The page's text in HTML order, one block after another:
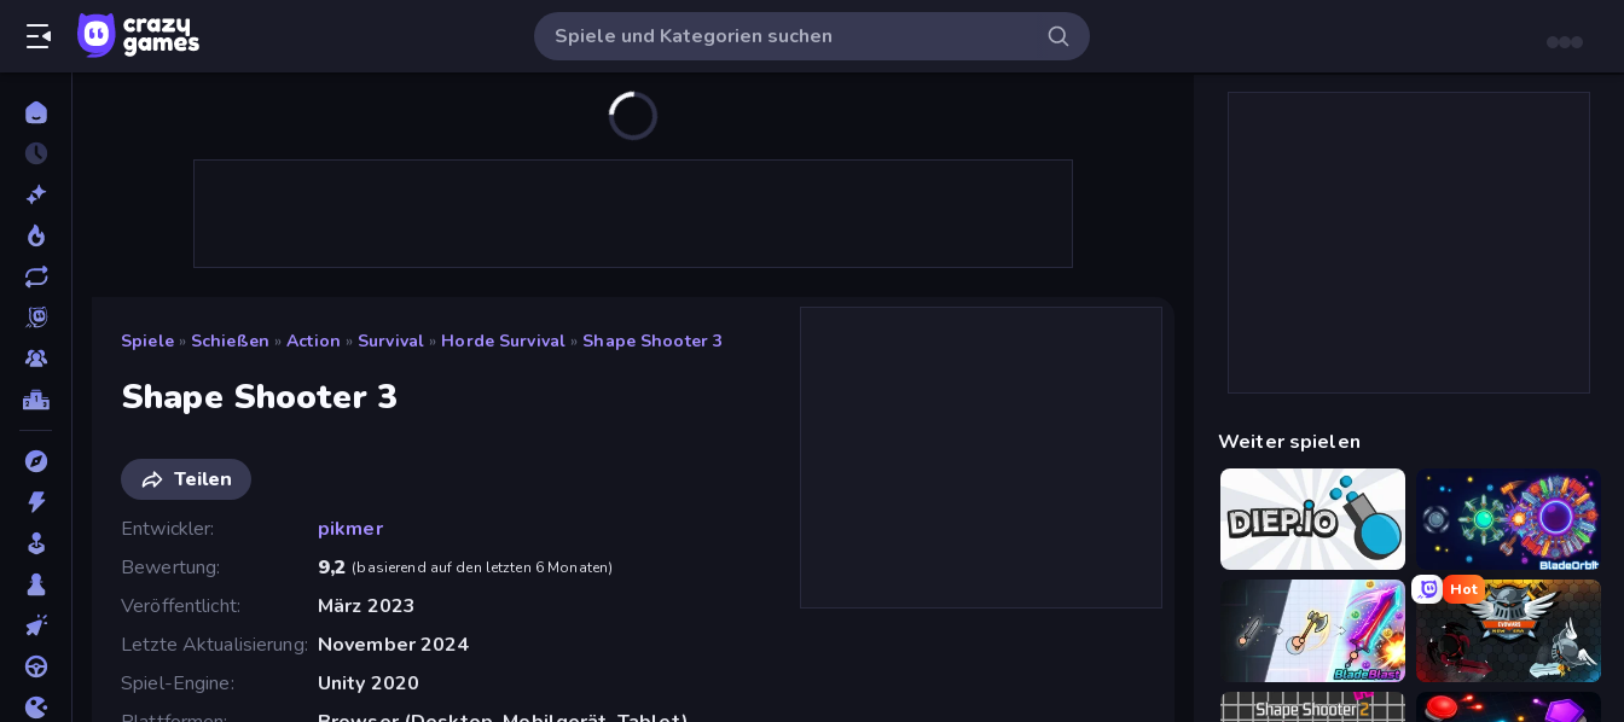
Spiele » Schießen » Action » Survival » Horde Survival » Shape Shooter 3
Shape Shooter 3
Teilen
Entwickler
pikmer
Bewertung
9,2 (basierend auf den letzten 6 Monaten)
Veröffentlicht
März 2023
Letzte Aktualisierung November 2024
Spiel-Engine
Unity 2020
Weiter spielen
Diep.io BladeOrbit.io
BladeBlast.io
Hot
EvoWars.io